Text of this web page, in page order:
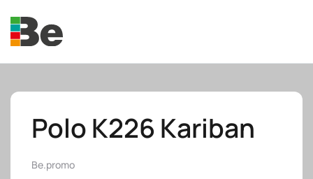
Skip to main content
Polo K226 Kariban
Be.promo